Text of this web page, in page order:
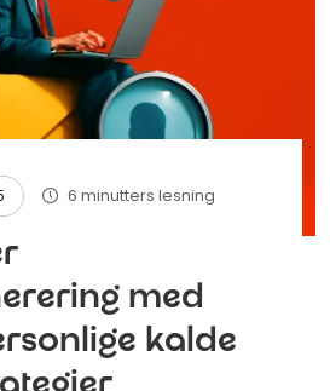
6 minutters lesning
med
kalde